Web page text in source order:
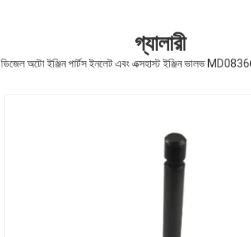
গ্যালারী
ডিজেল অটো ইঞ্জিন পার্টস ইনলেট এবং এক্সহাস্ট ইঞ্জিন ভালভ